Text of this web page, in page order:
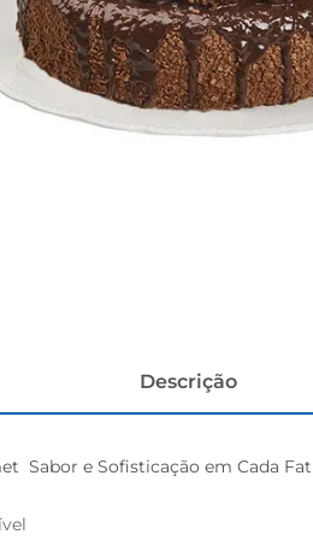
Descrição
Sabor e Sofisticação em Cada
cerveja